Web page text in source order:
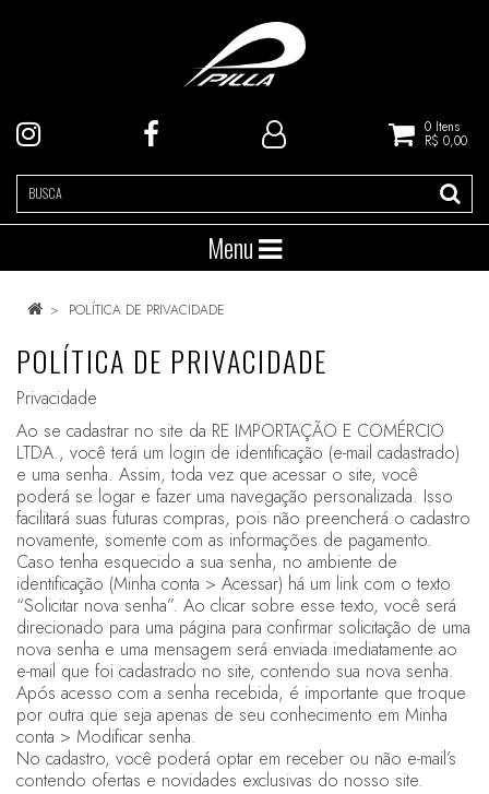
0 Itens
R$ 0,00
Menu
POLÍTICA DE PRIVACIDADE
POLÍTICA DE PRIVACIDADE
Privacidade
Ao se cadastrar no site da RE IMPORTAÇÃO E COMÉRCIO
LTDA., você terá um login de identificação (e-mail cadastrado)
e uma senha. Assim, toda vez que acessar o site, você
poderá se logar e fazer uma navegação personalizada. Isso
facilitará suas futuras compras, pois não preencherá o cadastro
novamente, somente com as informações de pagamento.
Caso tenha esquecido a sua senha, no ambiente de
identificação (Minha conta > Acessar) há um link com o texto
“Solicitar nova senha”. Ao clicar sobre esse texto, você será
direcionado para uma página para confirmar solicitação de uma
nova senha e uma mensagem será enviada imediatamente ao
e-mail que foi cadastrado no site, contendo sua nova senha.
Após acesso com a senha recebida, é importante que troque
por outra que seja apenas de seu conhecimento em Minha
conta > Modificar senha.
No cadastro, você poderá optar em receber ou não e-mail’s
contendo ofertas e novidades exclusivas do nosso site.